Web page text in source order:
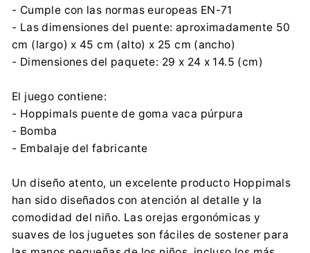
- Cumple con las normas europeas EN-71
- Las dimensiones del puente: aproximadamente 50
cm (largo) x 45 cm (alto) x 25 cm (ancho)
- Dimensiones del paquete: 29 x 24 x 14.5 (cm)
El juego contiene:
- Hoppimals puente de goma vaca púrpura
- Bomba
- Embalaje del fabricante
Un diseño atento, un excelente producto Hoppimals
han sido diseñados con atención al detalle y la
comodidad del niño. Las orejas ergonómicas y
suaves de los juguetes son fáciles de sostener para